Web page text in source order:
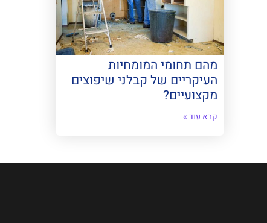
מהם תחומי המומחיות
העיקריים של קבלני שיפוצים
מקצועיים?
קרא עוד »